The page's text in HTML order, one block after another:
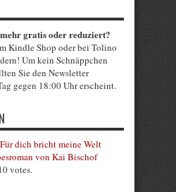
gratis oder reduziert?
Kindle Shop oder bei Tolino
Um kein Schnäppchen
Sie den Newsletter
gegen 18:00 Uhr erscheint.
dich bricht meine Welt
von Kai Bischof
votes.